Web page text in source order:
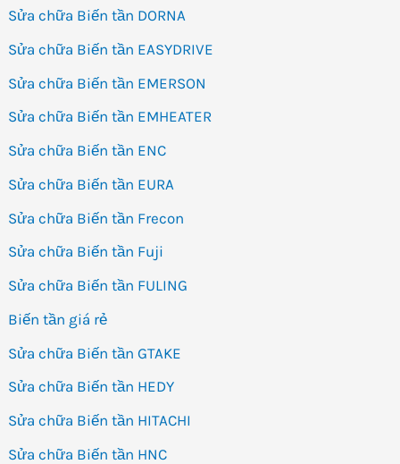
Sửa chữa Biến tần DORNA
Sửa chữa Biến tần EASYDRIVE
Sửa chữa Biến tần EMERSON
Sửa chữa Biến tần EMHEATER
Sửa chữa Biến tần ENC
Sửa chữa Biến tần EURA
Sửa chữa Biến tần Frecon
Sửa chữa Biến tần Fuji
Sửa chữa Biến tần FULING
Biến tần giá rẻ
Sửa chữa Biến tần GTAKE
Sửa chữa Biến tần HEDY
Sửa chữa Biến tần HITACHI
Sửa chữa Biến tần HNC